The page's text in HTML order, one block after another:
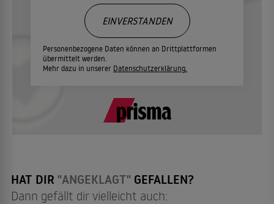
Personenbezogene Daten können an Drittplattformen
übermittelt werden.
Mehr dazu in unserer Datenschutzerklärung.
EINVERSTANDEN
HAT DIR "ANGEKLAGT" GEFALLEN?
Dann gefällt dir vielleicht auch: